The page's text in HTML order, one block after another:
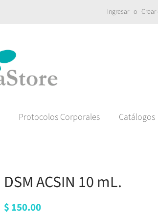
Ingresar o
Protocolos Corporales Catálogos
DSM ACSIN 10 mL.
Precio
$ 150.00